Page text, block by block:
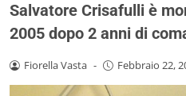
Salvatore Crisafulli è
2005 dopo 2 anni di
Fiorella Vasta - Febbraio 22,